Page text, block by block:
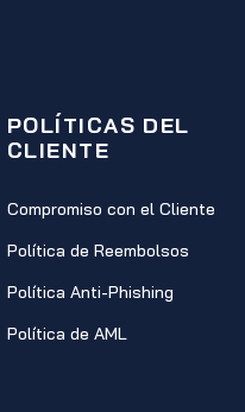
POLÍTICAS DEL
CLIENTE
Compromiso con el Cliente
Política de Reembolsos
Política Anti-Phishing
Política de AML